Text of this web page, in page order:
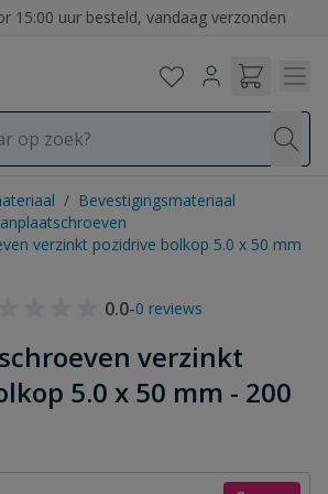
15:00 uur besteld, vandaag verzonden
/ Bevestigingsmateriaal
verzinkt pozidrive bolkop 5.0 x 50 mm
0.0-0 reviews
verzinkt
5.0 x 50 mm - 200